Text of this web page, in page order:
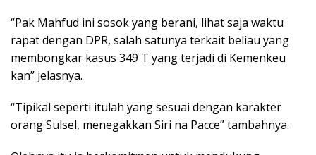
“Pak Mahfud ini sosok yang berani, lihat saja waktu
rapat dengan DPR, salah satunya terkait beliau yang
membongkar kasus 349 T yang terjadi di Kemenkeu
kan” jelasnya.
“Tipikal seperti itulah yang sesuai dengan karakter
orang Sulsel, menegakkan Siri na Pacce” tambahnya.